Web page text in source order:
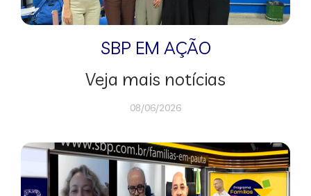
SBP EM AÇÃO
Veja mais notícias
08/06/2026